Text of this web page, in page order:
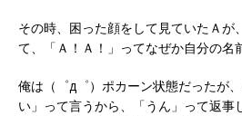
その時、困った顔をして見ていたＡが
て、「Ａ！Ａ！」ってなぜか自分の名
俺は（゜д゜）ポカーン状態だったが
い」って言うから、「うん」って返事